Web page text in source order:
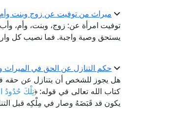
ميراث من توفيت عن زوج وبنت
توفيت امرأة عن: زوج، وبنت، وأم،
يستحق وصية واجبة. فما نصيب كل
حكم التنازل عن الحق في الميراث
هل يجوز للشخص أن يتنازل عن حقه
كتاب الله تعالى في قوله: ﴿تِلْكَ حُدُودُ
يكون قد قَبَضَهُ وصار في مِلْكِه قبل